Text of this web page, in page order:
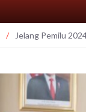
/ Jelang Pemilu